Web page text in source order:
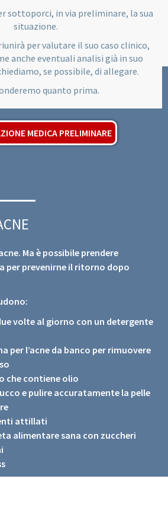
sottoporci, in via preliminare, la sua
situazione.
per valutare il suo caso clinico,
anche eventuali analisi già in suo
se possibile, di allegare.
quanto prima.
MEDICA PRELIMINARE
Ma è possibile prendere
per prevenirne il ritorno dopo
volte al giorno con un detergente
per l’acne da banco per rimuovere
che contiene olio
e pulire accuratamente la pelle
attillati
alimentare sana con zuccheri